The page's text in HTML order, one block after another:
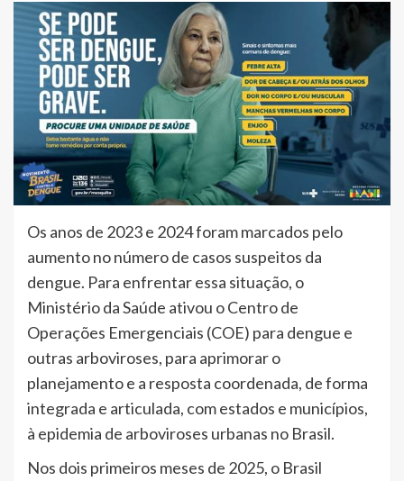
Os anos de 2023 e 2024 foram marcados pelo
aumento no número de casos suspeitos da
dengue. Para enfrentar essa situação, o
Ministério da Saúde ativou o Centro de
Operações Emergenciais (COE) para dengue e
outras arboviroses, para aprimorar o
planejamento e a resposta coordenada, de forma
integrada e articulada, com estados e municípios,
à epidemia de arboviroses urbanas no Brasil.
Nos dois primeiros meses de 2025, o Brasil